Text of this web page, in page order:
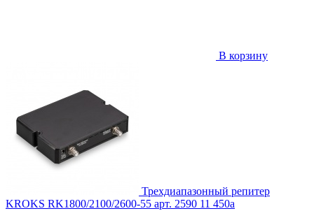
В корзину
Трехдиапазонный репитер
KROKS RK1800/2100/2600-55 арт. 2590 11 450a